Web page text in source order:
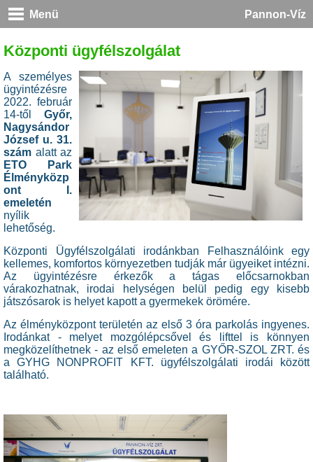
Menü Pannon-Víz
Központi ügyfélszolgálat
A személyes
ügyintézésre
2022. február
14-től Győr,
Nagysándor
József u. 31.
szám alatt az
ETO Park
Élményközp
ont I.
emeletén
nyílik
lehetőség.
Központi Ügyfélszolgálati irodánkban Felhasználóink egy
kellemes, komfortos környezetben tudják már ügyeiket intézni.
Az ügyintézésre érkezők a tágas előcsarnokban
várakozhatnak, irodai helységen belül pedig egy kisebb
játszósarok is helyet kapott a gyermekek örömére.
Az élményközpont területén az első 3 óra parkolás ingyenes.
Irodánkat - melyet mozgólépcsővel és lifttel is könnyen
megközelíthetnek - az első emeleten a GYŐR-SZOL ZRT. és
a GYHG NONPROFIT KFT. ügyfélszolgálati irodái között
található.